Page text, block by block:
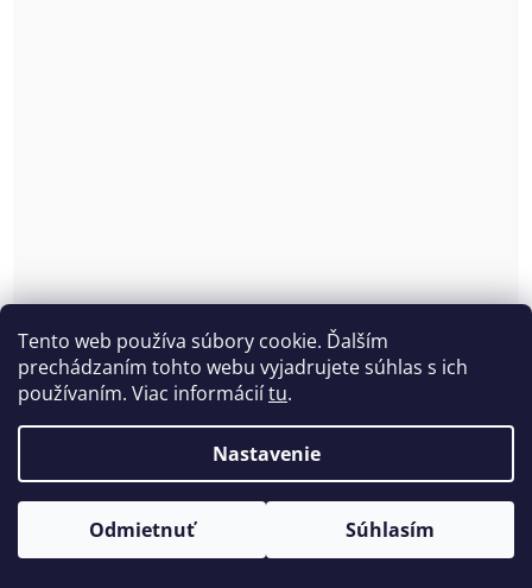
Tento web používa súbory cookie. Ďalším
prechádzaním tohto webu vyjadrujete súhlas s ich
používaním. Viac informáciítu.
Nastavenie
Odmietnuť Súhlasím
Hladká jemne vystužená podprsenka s kosticou
Nipplex Anna
Skladom(2 ks)
€25,93 bez DPH
€31,90